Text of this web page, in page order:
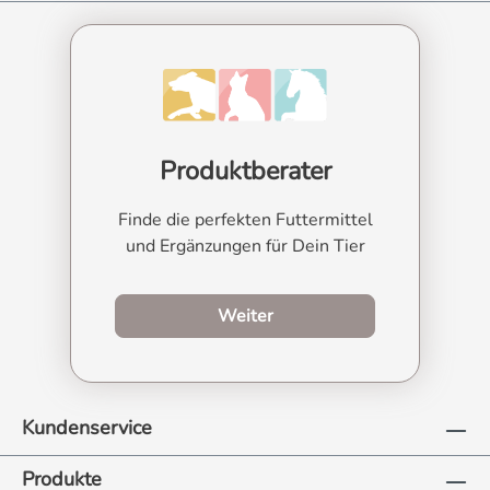
Produktberater
Finde die perfekten Futtermittel
und Ergänzungen für Dein Tier
Weiterzum Produktberater
Kundenservice
Produkte